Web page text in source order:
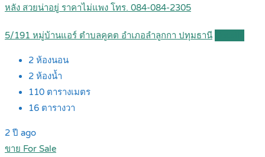
หลัง สวยน่าอยู่ ราคาไม่แพง โทร. 084-084-2305
5/191 หมู่บ้านแอร์ ตำบลคูคต อำเภอลำลูกกา ปทุมธานี
2 ห้องนอน
2 ห้องน้ำ
110 ตารางเมตร
16 ตารางวา
2 ปี ago
ขาย For Sale